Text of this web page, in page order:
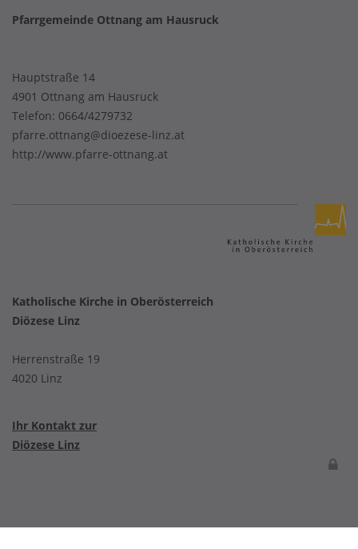
Pfarrgemeinde Ottnang am Hausruck
Hauptstraße 14
4901 Ottnang am Hausruck
Telefon: 0664/4279732
pfarre.ottnang@dioezese-linz.at
http://www.pfarre-ottnang.at
Katholische Kirche in Oberösterreich
Diözese Linz
Herrenstraße 19
4020 Linz
Ihr Kontakt zur
Diözese Linz